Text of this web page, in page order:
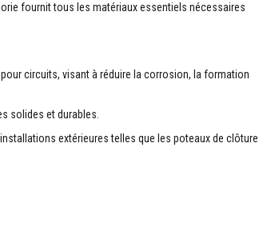
fournit tous les matériaux essentiels nécessaires
circuits, visant à réduire la corrosion, la formation
solides et durables.
extérieures telles que les poteaux de clôture